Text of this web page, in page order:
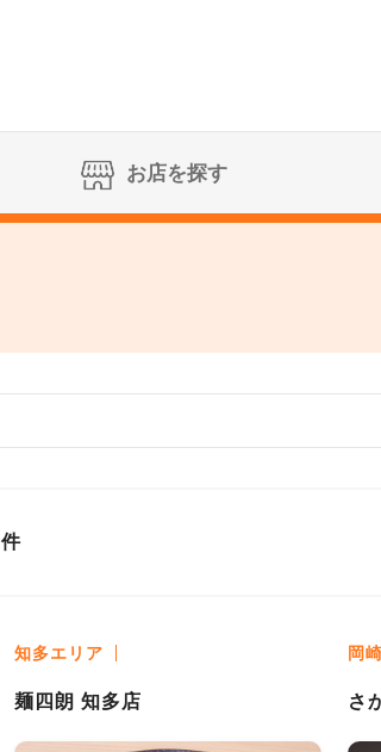
お店を探す
件
知多エリア
麺四朗 知多店
岡
さ